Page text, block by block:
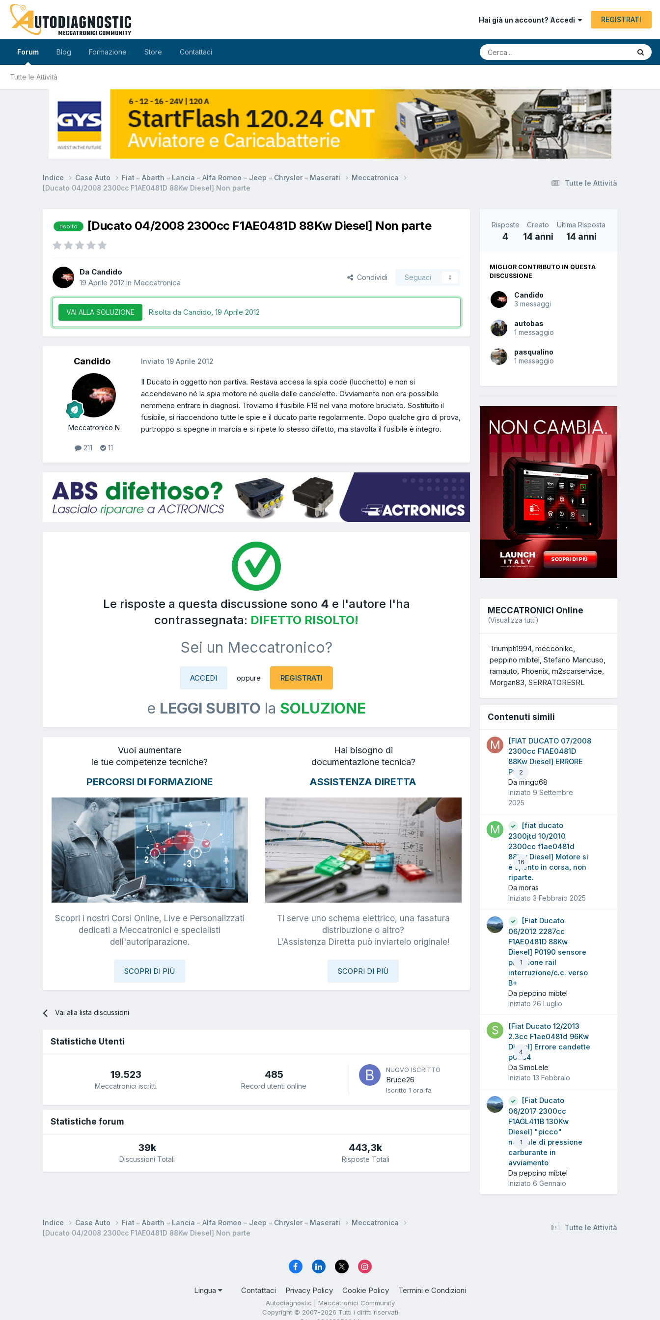
Hai già un account? Accedi REGISTRATI
Forum
Tutte le Attività
Blog Formazione Store Contattaci
Tutte le Attività
Indice Case Auto Fiat – Abarth – Lancia – Alfa Romeo – Jeep – Chrysler – Maserati
Meccatronica
[Ducato 04/2008 2300cc F1AE0481D 88Kw Diesel] Non parte
risolto [Ducato 04/2008 2300cc F1AE0481D 88Kw Diesel] Non parte
Da Candido
19 Aprile 2012 in Meccatronica
Condividi Seguaci 0
VAI ALLA SOLUZIONE Risolta da Candido, 19 Aprile 2012
Candido
Meccatronico N
211 11
Inviato 19 Aprile 2012
Il Ducato in oggetto non partiva. Restava accesa la spia code (lucchetto) e non si
accendevano né la spia motore né quella delle candelette. Ovviamente non era possibile
nemmeno entrare in diagnosi. Troviamo il fusibile F18 nel vano motore bruciato. Sostituito il
fusibile, si riaccendono tutte le spie e il ducato parte regolarmente. Dopo qualche giro di prova,
purtroppo si spegne in marcia e si ripete lo stesso difetto, ma stavolta il fusibile è integro.
Le risposte a questa discussione sono 4 e l'autore l'ha
contrassegnata: DIFETTO RISOLTO!
Sei un Meccatronico?
ACCEDI oppure REGISTRATI
e LEGGI SUBITO la SOLUZIONE
Vuoi aumentare
le tue competenze tecniche?
PERCORSI DI FORMAZIONE
Scopri i nostri Corsi Online, Live e Personalizzati
dedicati a Meccatronici e specialisti
dell'autoriparazione.
SCOPRI DI PIÙ
Hai bisogno di
documentazione tecnica?
ASSISTENZA DIRETTA
Ti serve uno schema elettrico, una fasatura
distribuzione o altro?
L'Assistenza Diretta può inviartelo originale!
SCOPRI DI PIÙ
Vai alla lista discussioni
Statistiche Utenti
19.523
Meccatronici iscritti
485
Record utenti online
NUOVO ISCRITTO
Bruce26
Iscritto 1 ora fa
Statistiche forum
39k
Discussioni Totali
443,3k
Risposte Totali
Risposte
4
Creato
14 anni
Ultima Risposta
14 anni
MIGLIOR CONTRIBUTO IN QUESTA
DISCUSSIONE
Candido
3 messaggi
autobas
1 messaggio
pasqualino
1 messaggio
MECCATRONICI Online
(Visualizza tutti)
Triumph1994 mecconikc
peppino mibtel Stefano Mancuso
ramauto Phoenix m2scarservice
Morgan83 SERRATORESRL
Contenuti simili
2
[FIAT DUCATO 07/2008
2300cc F1AE0481D
88Kw Diesel] ERRORE
P0191
Da mingo68
Iniziato 9 Settembre
2025
16
[fiat ducato
2300jtd 10/2010
2300cc f1ae0481d
88Kw Diesel] Motore si
è spento in corsa, non
riparte.
Da moras
Iniziato 3 Febbraio 2025
1
[Fiat Ducato
06/2012 2287cc
F1AE0481D 88Kw
Diesel] P0190 sensore
pressione rail
interruzione/c.c. verso
B+
Da peppino mibtel
Iniziato 26 Luglio
4
[Fiat Ducato 12/2013
2.3cc F1ae0481d 96Kw
Diesel] Errore candette
p0684
Da SimoLele
Iniziato 13 Febbraio
1
[Fiat Ducato
06/2017 2300cc
F1AGL411B 130Kw
Diesel] "picco"
normale di pressione
carburante in
avviamento
Da peppino mibtel
Iniziato 6 Gennaio
Tutte le Attività
Indice Case Auto Fiat – Abarth – Lancia – Alfa Romeo – Jeep – Chrysler – Maserati
Meccatronica
[Ducato 04/2008 2300cc F1AE0481D 88Kw Diesel] Non parte
Lingua Contattaci Privacy Policy Cookie Policy Termini e Condizioni
Autodiagnostic | Meccatronici Community
Copyright © 2007-2026 Tutti i diritti riservati